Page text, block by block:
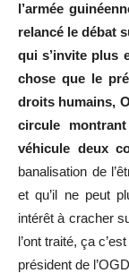
l’armée
relancé le débat
qui s’invite plus
chose que le
droits humains,
circule
véhicule deux
banalisation de
et qu’il ne peut
intérêt à cracher
l’ont traité, ça
président de